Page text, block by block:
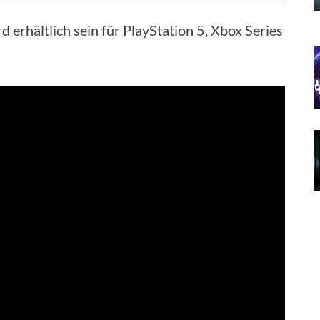
erhältlich sein für PlayStation 5, Xbox Series